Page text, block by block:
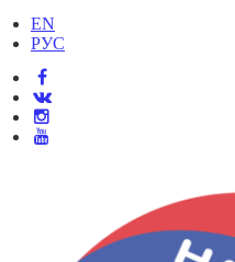
EN
РУС